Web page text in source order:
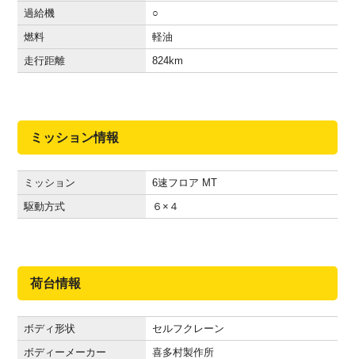
過給機
○
燃料
軽油
走行距離
824km
ミッション情報
ミッション
6速フロア MT
駆動方式
６×４
荷台情報
ボディ形状
セルフクレーン
ボディーメーカー
喜多村製作所